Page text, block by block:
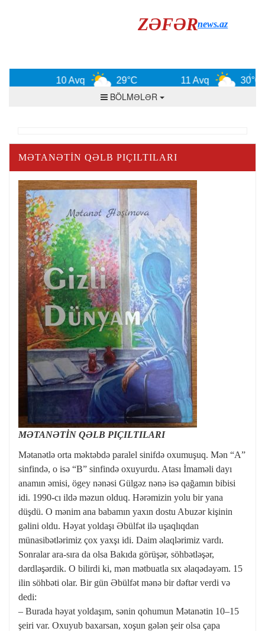
ZƏFƏRnews.az
10 Avq 29°C 11 Avq 30°C
BÖLMƏLƏR
MƏTANƏTİN QƏLB PIÇILTILARI
MƏTANƏTİN QƏLB PIÇILTILARI
Mətanətlə orta məktəbdə paralel sinifdə oxumuşuq. Mən “A”
sinfində, o isə “B” sinfində oxuyurdu. Atası İmaməli dayı
anamın əmisi, ögey nənəsi Gülgəz nənə isə qağamın bibisi
idi. 1990-cı ildə məzun olduq. Hərəmizin yolu bir yana
düşdü. O mənim ana babamın yaxın dostu Abuzər kişinin
gəlini oldu. Həyat yoldaşı Əbülfət ilə uşaqlıqdan
münasibətlərimiz çox yaxşı idi. Daim əlaqlərimiz vardı.
Sonralar ara-sıra da olsa Bakıda görüşər, söhbətləşər,
dərdləşərdik. O bilirdi ki, mən mətbuatla sıx əlaqədəyəm. 15
ilin söhbəti olar. Bir gün Əbülfət mənə bir dəftər verdi və
dedi:
– Burada həyat yoldaşım, sənin qohumun Mətanətin 10–15
şeiri var. Oxuyub baxarsan, xoşun gələn şeir olsa çapa